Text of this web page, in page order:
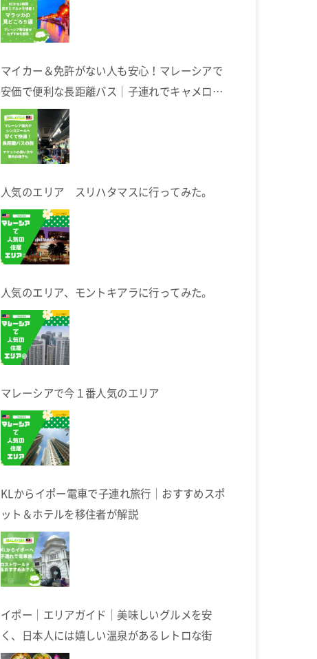
マイカー＆免許がない人も安心！マレーシアで
安価で便利な長距離バス｜子連れでキャメロン
ハイランドへ
人気のエリア スリハタマスに行ってみた。
人気のエリア、モントキアラに行ってみた。
マレーシアで今１番人気のエリア
KLからイポー電車で子連れ旅行｜おすすめスポ
ット＆ホテルを移住者が解説
イポー｜エリアガイド｜美味しいグルメを安
く、日本人には嬉しい温泉があるレトロな街